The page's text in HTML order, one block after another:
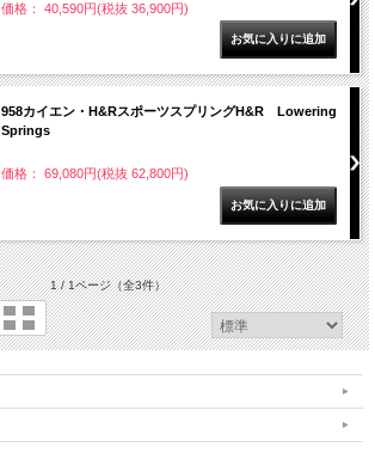
価格： 40,590円(税抜 36,900円)
958カイエン・H&RスポーツスプリングH&R Lowering
Springs
価格： 69,080円(税抜 62,800円)
1 / 1ページ（全3件）